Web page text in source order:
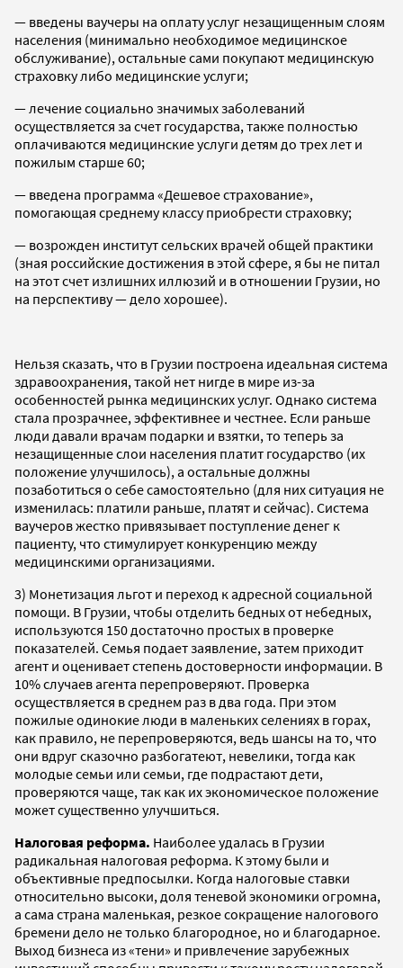
— введены ваучеры на оплату услуг незащищенным слоям
населения (минимально необходимое медицинское
обслуживание), остальные сами покупают медицинскую
страховку либо медицинские услуги;
— лечение социально значимых заболеваний
осуществляется за счет государства, также полностью
оплачиваются медицинские услуги детям до трех лет и
пожилым старше 60;
— введена программа «Дешевое страхование»,
помогающая среднему классу приобрести страховку;
— возрожден институт сельских врачей общей практики
(зная российские достижения в этой сфере, я бы не питал
на этот счет излишних иллюзий и в отношении Грузии, но
на перспективу — дело хорошее).
Нельзя сказать, что в Грузии построена идеальная система
здравоохранения, такой нет нигде в мире из-за
особенностей рынка медицинских услуг. Однако система
стала прозрачнее, эффективнее и честнее. Если раньше
люди давали врачам подарки и взятки, то теперь за
незащищенные слои населения платит государство (их
положение улучшилось), а остальные должны
позаботиться о себе самостоятельно (для них ситуация не
изменилась: платили раньше, платят и сейчас). Система
ваучеров жестко привязывает поступление денег к
пациенту, что стимулирует конкуренцию между
медицинскими организациями.
3) Монетизация льгот и переход к адресной социальной
помощи. В Грузии, чтобы отделить бедных от небедных,
используются 150 достаточно простых в проверке
показателей. Семья подает заявление, затем приходит
агент и оценивает степень достоверности информации. В
10% случаев агента перепроверяют. Проверка
осуществляется в среднем раз в два года. При этом
пожилые одинокие люди в маленьких селениях в горах,
как правило, не перепроверяются, ведь шансы на то, что
они вдруг сказочно разбогатеют, невелики, тогда как
молодые семьи или семьи, где подрастают дети,
проверяются чаще, так как их экономическое положение
может существенно улучшиться.
Налоговая реформа. Наиболее удалась в Грузии
радикальная налоговая реформа. К этому были и
объективные предпосылки. Когда налоговые ставки
относительно высоки, доля теневой экономики огромна,
а сама страна маленькая, резкое сокращение налогового
бремени дело не только благородное, но и благодарное.
Выход бизнеса из «тени» и привлечение зарубежных